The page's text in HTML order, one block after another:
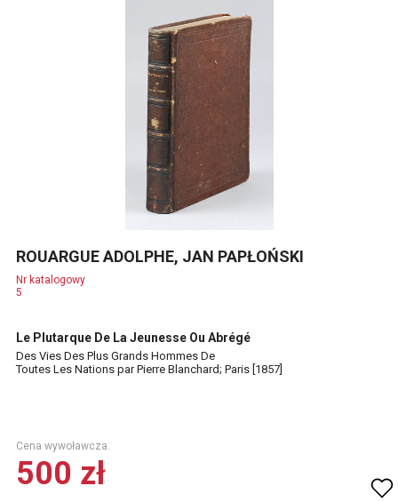
ROUARGUE ADOLPHE, JAN PAPŁOŃSKI
Nr katalogowy
5
Le Plutarque De La Jeunesse Ou Abrégé
Des Vies Des Plus Grands Hommes De
Toutes Les Nations par Pierre Blanchard; Paris [1857]
Cena wywoławcza.
500 zł